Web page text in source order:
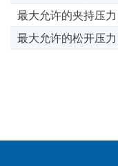
最大允许的夹持压
最大允许的松开压